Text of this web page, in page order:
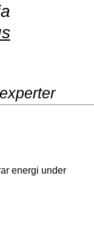
energi under